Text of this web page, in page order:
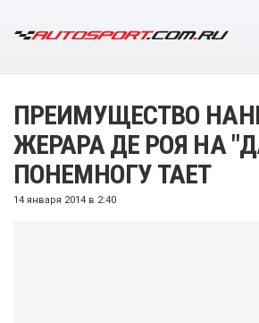
ПРЕИМУЩЕСТВО
ЖЕРАРА ДЕ РОЯ НА
ПОНЕМНОГУ ТАЕТ
14 января 2014 в 2:40